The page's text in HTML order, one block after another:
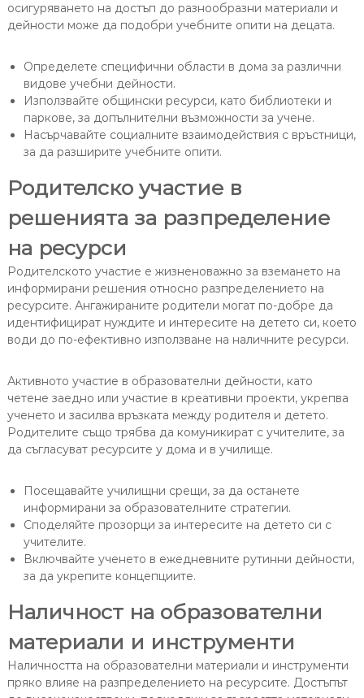
осигуряването на достъп до разнообразни материали и
дейности може да подобри учебните опити на децата.
Определете специфични области в дома за различни
видове учебни дейности.
Използвайте общински ресурси, като библиотеки и
паркове, за допълнителни възможности за учене.
Насърчавайте социалните взаимодействия с връстници,
за да разширите учебните опити.
Родителско участие в
решенията за разпределение
на ресурси
Родителското участие е жизненоважно за вземането на
информирани решения относно разпределението на
ресурсите. Ангажираните родители могат по-добре да
идентифицират нуждите и интересите на детето си, което
води до по-ефективно използване на наличните ресурси.
Активното участие в образователни дейности, като
четене заедно или участие в креативни проекти, укрепва
ученето и засилва връзката между родителя и детето.
Родителите също трябва да комуникират с учителите, за
да съгласуват ресурсите у дома и в училище.
Посещавайте училищни срещи, за да останете
информирани за образователните стратегии.
Споделяйте прозорци за интересите на детето си с
учителите.
Включвайте ученето в ежедневните рутинни дейности,
за да укрепите концепциите.
Наличност на образователни
материали и инструменти
Наличността на образователни материали и инструменти
пряко влияе на разпределението на ресурсите. Достъпът